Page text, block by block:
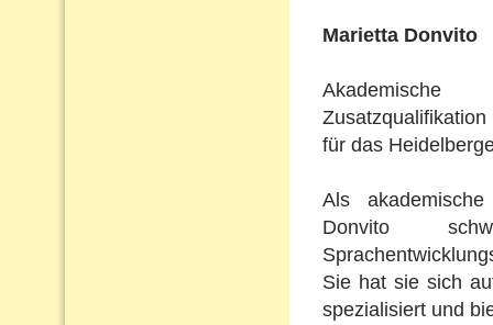
Marietta Donvito
für das
Als
Donvito
Sie hat sie sich
spezialisiert und